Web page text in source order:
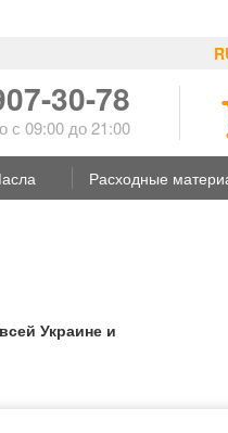
30-78
с 09:00 до 21:00
Расходные
Украине и